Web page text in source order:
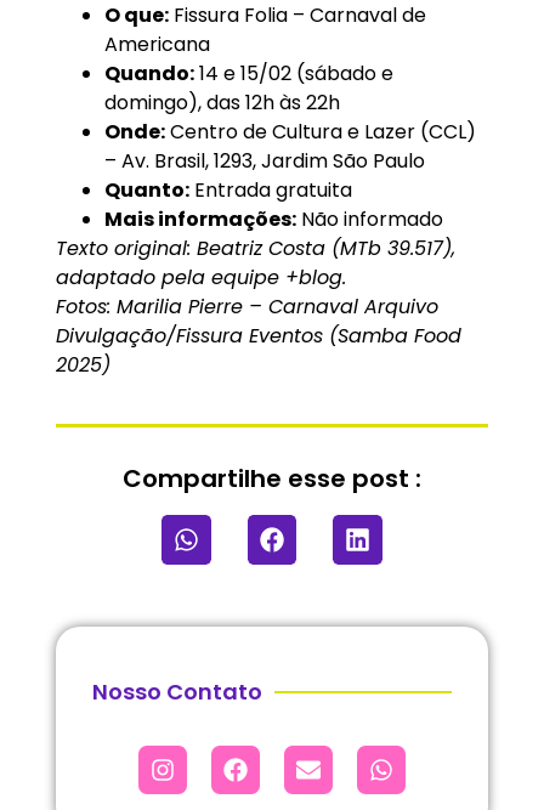
O que:Fissura Folia – Carnaval de
Americana
Quando:14 e 15/02 (sábado e
domingo), das 12h às 22h
Onde:Centro de Cultura e Lazer (CCL)
– Av. Brasil, 1293, Jardim São Paulo
Quanto:Entrada gratuita
Mais informações:Não informado
Texto original: Beatriz Costa (MTb 39.517),
adaptado pela equipe +blog.
Fotos: Marilia Pierre – Carnaval Arquivo
Divulgação/Fissura Eventos (Samba Food
2025)
Compartilhe esse post :
Nosso Contato